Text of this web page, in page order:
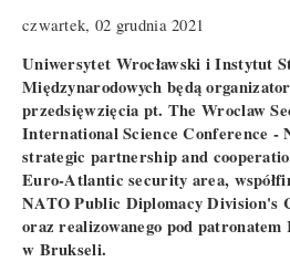
czwartek, 02 grudnia 2021
Uniwersytet Wrocławski i Instytut
Międzynarodowych będą
przedsięwzięcia pt. The Wroclaw
International Science Conference -
strategic partnership and
Euro-Atlantic security area,
NATO Public Diplomacy Division's
oraz realizowanego pod
w Brukseli.